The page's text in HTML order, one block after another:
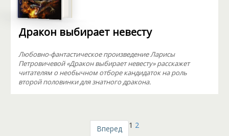
Дракон выбирает невесту
Любовно-фантастическое произведение Ларисы
Петровичевой «Дракон выбирает невесту» расскажет
читателям о необычном отборе кандидаток на роль
второй половинки для знатного дракона.
1 2
Вперед